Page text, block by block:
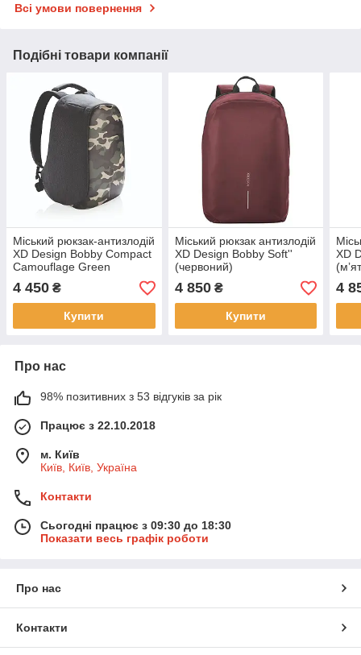
Всі умови повернення
Подібні товари компанії
Міський рюкзак-антизлодій
XD Design Bobby Compact
Camouflage Green
(камуфляжний)
4 450 ₴
Купити
Міський рюкзак антизлодій
XD Design Bobby Soft''
(червоний)
4 850₴
Купити
XD
4
Про нас
98% позитивних з 53 відгуків за рік
Працює з 22.10.2018
м. Київ
Київ, Київ, Україна
Контакти
Сьогодні працює з 09:30 до 18:30
Показати весь графік роботи
Про нас
Контакти